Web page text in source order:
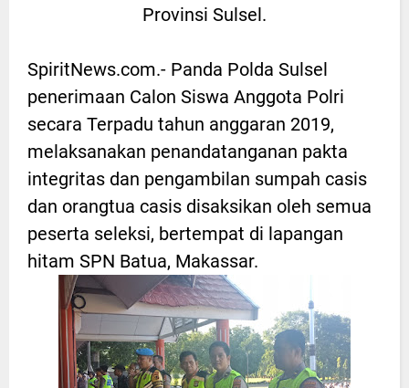
Provinsi Sulsel.
SpiritNews.com.- Panda Polda Sulsel
penerimaan Calon Siswa Anggota Polri
secara Terpadu tahun anggaran 2019,
melaksanakan penandatanganan pakta
integritas dan pengambilan sumpah casis
dan orangtua casis disaksikan oleh semua
peserta seleksi, bertempat di lapangan
hitam SPN Batua, Makassar.